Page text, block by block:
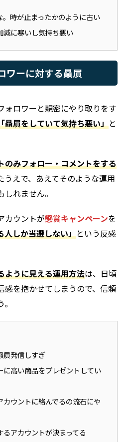
。時が止まったかのように古い
減に寒いし気持ち悪い
ワーに対する贔屓
ォロワーと親密にやり取りをす
贔屓をしていて気持ち悪い」と
のみフォロー・コメントをする
うえで、あえてそのような運用
れません。
カウントが懸賞キャンペーンを
人しか当選しない」という反感
ように見える運用方法は、日頃
感を抱かせてしまうので、信頼
屓発信しすぎ
に高い商品をプレゼントしてい
カウントに絡んでるの流石にや
るアカウントが決まってる